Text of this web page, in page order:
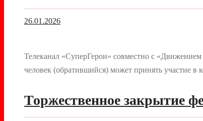
26.01.2026
Телеканал «СуперГерои» совместно с
человек (обратившийся) может принять участие в
Торжественное закрытие